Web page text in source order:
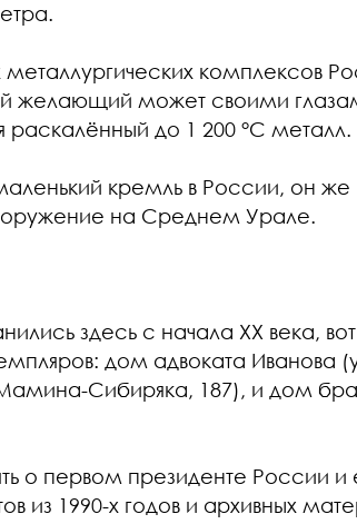
комплексов
желающий может своими
раскалённый до 1 200 °С металл.
кремль в России, он же
на Среднем Урале.
здесь с начала XX века, вот
дом адвоката Иванова
Сибиряка, 187), и дом
о первом президенте России и
из 1990-х годов и архивных